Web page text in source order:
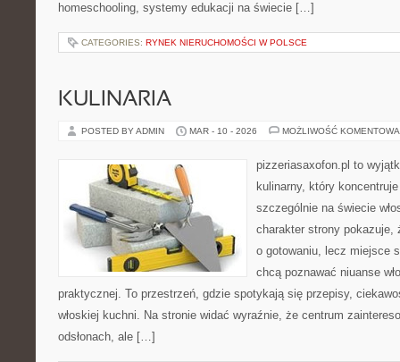
homeschooling, systemy edukacji na świecie […]
CATEGORIES: RYNEK NIERUCHOMOŚCI W POLSCE
KULINARIA
POSTED BY ADMIN MAR - 10 - 2026 MOŻLIWOŚĆ
pizzeriasaxofon.pl to
kulinarny, który
szczególnie na świecie
charakter strony pokazuje,
o gotowaniu, lecz miejsce
chcą poznawać niuanse
praktycznej. To przestrzeń, gdzie spotykają się przepisy,
włoskiej kuchni. Na stronie widać wyraźnie, że centrum
odsłonach, ale […]